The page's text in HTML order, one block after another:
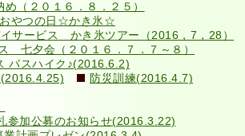
（２０１６．８．２５）
やつの日☆かき氷☆
サービス かき氷ツアー（2016，7，28）
七夕会（２０１６．７．７～８）
バスハイク♪(2016.6.2)
防災訓練(2016.4.7)
参加公募のお知らせ(2016.3.22)